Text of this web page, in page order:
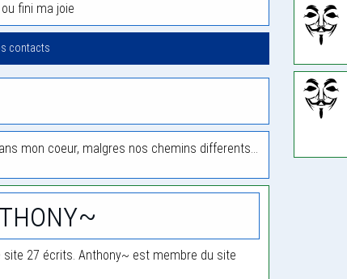
fini ma joie
contacts
mon coeur, malgres nos chemins differents…
site 27 écrits. Anthony~ est membre du site